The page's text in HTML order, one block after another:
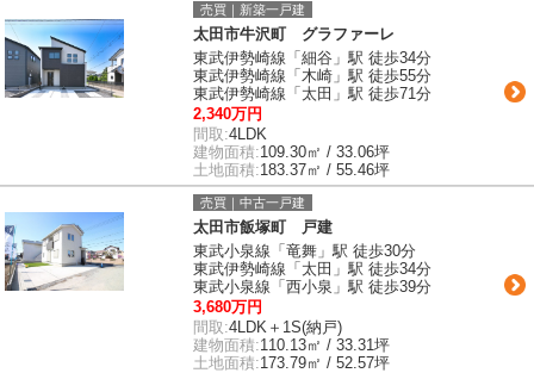
売買｜新築一戸建
太田市牛沢町 グラファーレ
東武伊勢崎線「細谷」駅 徒歩34分
東武伊勢崎線「木崎」駅 徒歩55分
東武伊勢崎線「太田」駅 徒歩71分
2,340万円
間取:4LDK
建物面積:109.30㎡ / 33.06坪
土地面積:183.37㎡ / 55.46坪
売買｜中古一戸建
太田市飯塚町 戸建
東武小泉線「竜舞」駅 徒歩30分
東武伊勢崎線「太田」駅 徒歩34分
東武小泉線「西小泉」駅 徒歩39分
3,680万円
間取:4LDK＋1S(納戸)
建物面積:110.13㎡ / 33.31坪
土地面積:173.79㎡ / 52.57坪